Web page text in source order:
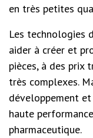
en très petites
Les technologies
aider à créer et
pièces, à des prix
très complexes.
développement
haute
pharmaceutique.